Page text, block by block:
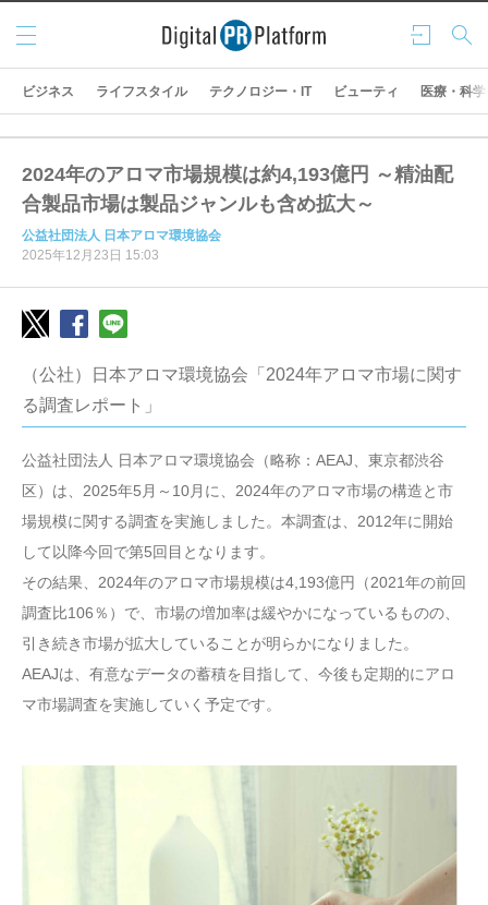
ログ
イン
検索
メニ
ュー
ビジネス ライフスタイル テクノロジー・IT ビューティ 医療・科学
2024年のアロマ市場規模は約4,193億円 ～精油配
合製品市場は製品ジャンルも含め拡大～
公益社団法人 日本アロマ環境協会
2025年12月23日 15:03
（公社）日本アロマ環境協会「2024年アロマ市場に関す
る調査レポート」
公益社団法人 日本アロマ環境協会（略称：AEAJ、東京都渋谷
区）は、2025年5月～10月に、2024年のアロマ市場の構造と市
場規模に関する調査を実施しました。本調査は、2012年に開始
して以降今回で第5回目となります。
その結果、2024年のアロマ市場規模は4,193億円（2021年の前回
調査比106％）で、市場の増加率は緩やかになっているものの、
引き続き市場が拡大していることが明らかになりました。
AEAJは、有意なデータの蓄積を目指して、今後も定期的にアロ
マ市場調査を実施していく予定です。